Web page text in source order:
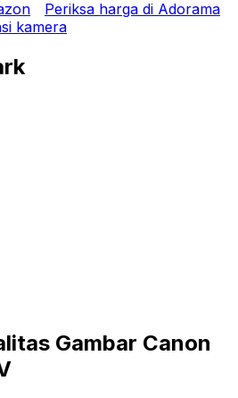
Periksa harga di Adorama
kamera
Gambar Canon